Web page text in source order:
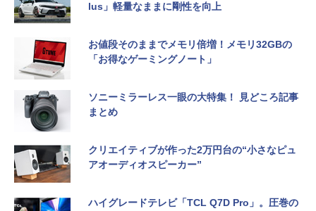
lus」軽量なままに剛性を向上
お値段そのままでメモリ倍増！メモリ32GBの
「お得なゲーミングノート」
ソニーミラーレス一眼の大特集！ 見どころ記事
まとめ
クリエイティブが作った2万円台の“小さなピュ
アオーディオスピーカー”
ハイグレードテレビ「TCL Q7D Pro」。圧巻の